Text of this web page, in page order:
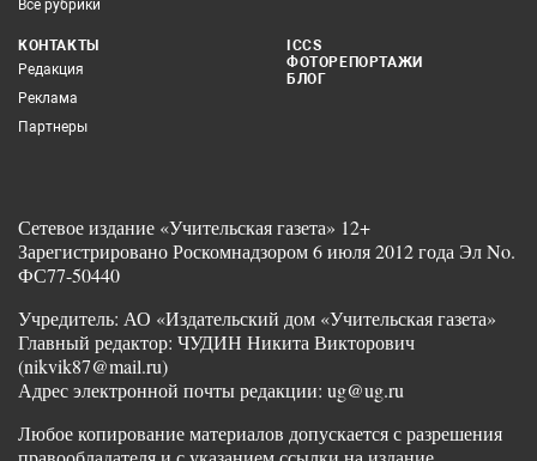
Все рубрики
КОНТАКТЫ
Редакция
Реклама
Партнеры
ICCS
ФОТОРЕПОРТАЖИ
БЛОГ
Сетевое издание «Учительская газета» 12+
Зарегистрировано Роскомнадзором 6 июля 2012 года Эл No.
ФС77-50440
Учредитель: АО «Издательский дом «Учительская газета»
Главный редактор: ЧУДИН Никита Викторович
(nikvik87@mail.ru)
Адрес электронной почты редакции: ug@ug.ru
Любое копирование материалов допускается с разрешения